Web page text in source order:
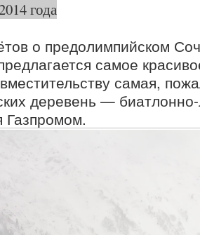
года
о предолимпийском
самое
самая,
деревень —
Газпромом.